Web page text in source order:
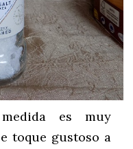
es muy
toque gustoso a